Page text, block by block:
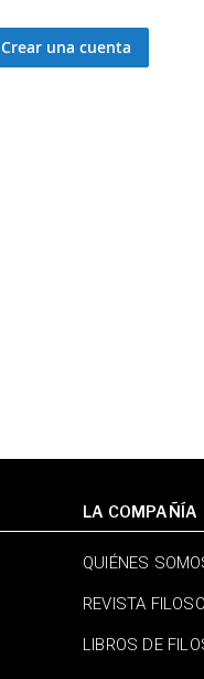
Crear una cuenta
LA COMPAÑÍA
QUIÉNES
REVISTA
LIBROS DE